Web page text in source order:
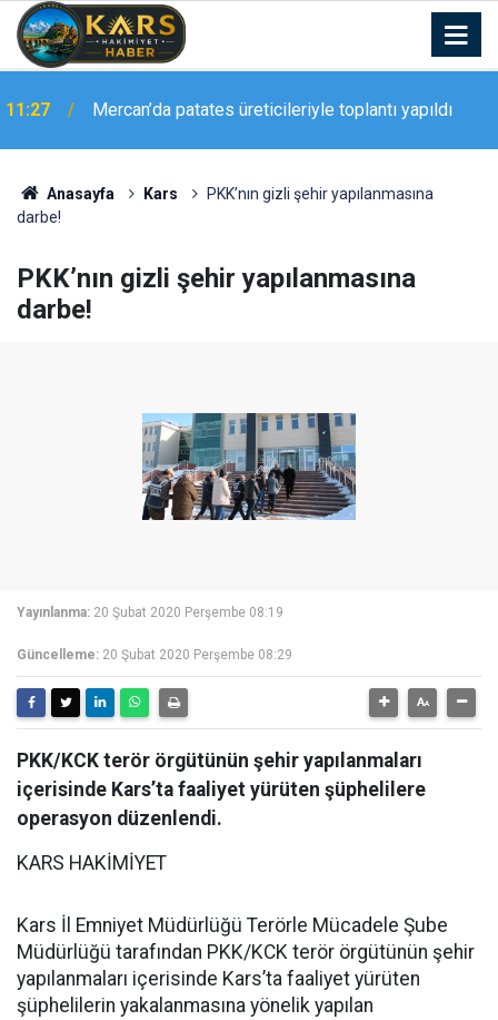
11:20
ağırladı
Anasayfa Kars
PKK’nın gizli şehir yapılanmasına
darbe!
PKK’nın gizli şehir yapılanmasına
darbe!
Yayınlanma: 20 Şubat 2020 Perşembe 08:19
Güncelleme: 20 Şubat 2020 Perşembe 08:29
PKK/KCK terör örgütünün şehir yapılanmaları
içerisinde Kars’ta faaliyet yürüten şüphelilere
operasyon düzenlendi.
KARS HAKİMİYET
Kars İl Emniyet Müdürlüğü Terörle Mücadele Şube
Müdürlüğü tarafından PKK/KCK terör örgütünün şehir
yapılanmaları içerisinde Kars’ta faaliyet yürüten
şüphelilerin yakalanmasına yönelik yapılan